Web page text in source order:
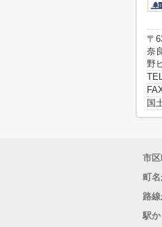
〒
奈
野
国
市
町
路
駅